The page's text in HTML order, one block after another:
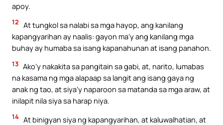
apoy.
12 At tungkol sa nalabi sa mga hayop, ang kanilang
kapangyarihan ay naalis: gayon ma’y ang kanilang mga
buhay ay humaba sa isang kapanahunan at isang panahon.
13 Ako’y nakakita sa pangitain sa gabi, at, narito, lumabas
na kasama ng mga alapaap sa langit ang isang gaya ng
anak ng tao, at siya’y naparoon sa matanda sa mga araw, at
inilapit nila siya sa harap niya.
14 At binigyan siya ng kapangyarihan, at kaluwalhatian, at